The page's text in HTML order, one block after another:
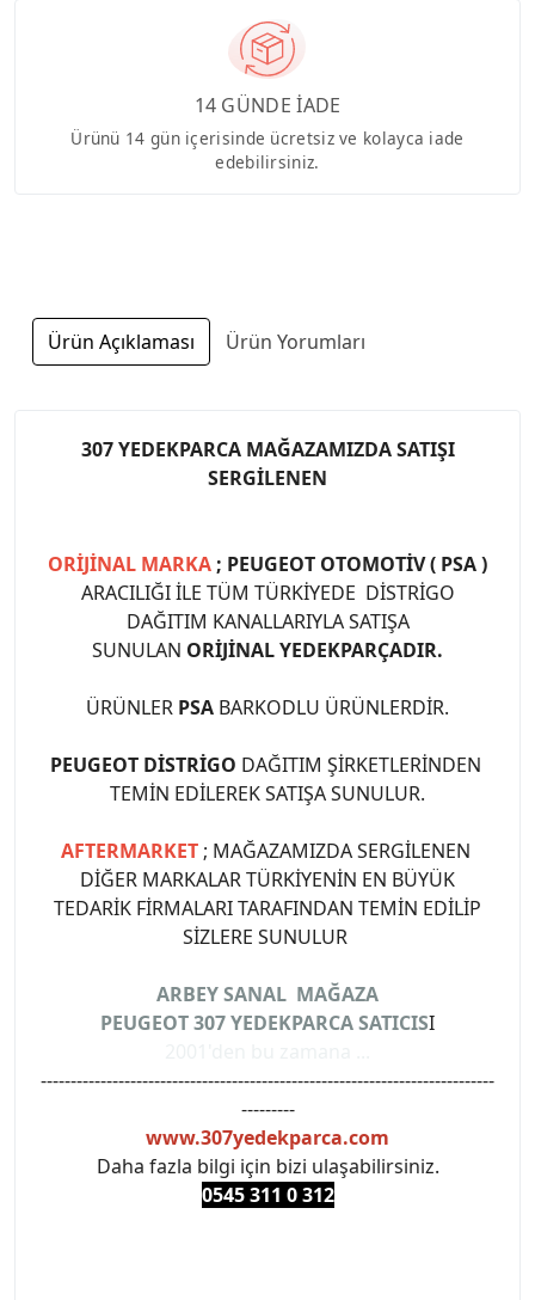
14 GÜNDE İADE
Ürünü 14 gün içerisinde ücretsiz ve kolayca iade
edebilirsiniz.
Ürün Açıklaması Ürün Yorumları
307 YEDEKPARCA MAĞAZAMIZDA SATIŞI
SERGİLENEN
ORİJİNAL MARKA ; PEUGEOT OTOMOTİV ( PSA )
ARACILIĞI İLE TÜM TÜRKİYEDE DİSTRİGO
DAĞITIM KANALLARIYLA SATIŞA
SUNULAN ORİJİNAL YEDEKPARÇADIR.
ÜRÜNLER PSA BARKODLU ÜRÜNLERDİR.
PEUGEOT DİSTRİGO DAĞITIM ŞİRKETLERİNDEN
TEMİN EDİLEREK SATIŞA SUNULUR.
AFTERMARKET ; MAĞAZAMIZDA SERGİLENEN
DİĞER MARKALAR TÜRKİYENİN EN BÜYÜK
TEDARİK FİRMALARI TARAFINDAN TEMİN EDİLİP
SİZLERE SUNULUR
ARBEY SANAL MAĞAZA
PEUGEOT 307 YEDEKPARCA SATICISI
----------------------------------------------------------------------------
---------
www.307yedekparca.com
Daha fazla bilgi için bizi ulaşabilirsiniz.
0545 311 0 312